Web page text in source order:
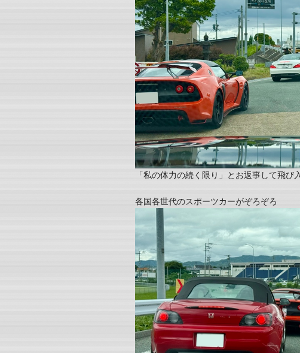
「私の体力の続く限り」とお返事して飛び
各国各世代のスポーツカーがぞろぞろ